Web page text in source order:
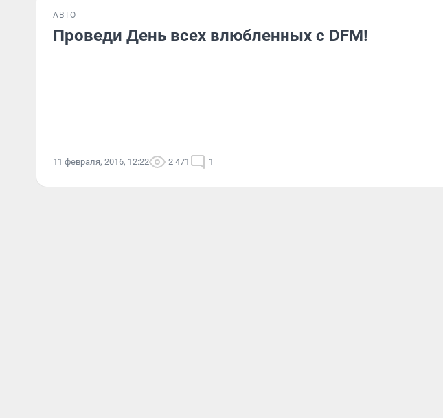
АВТО
Проведи День всех влюбленных с DFM!
11 февраля, 2016, 12:22 2 471 1